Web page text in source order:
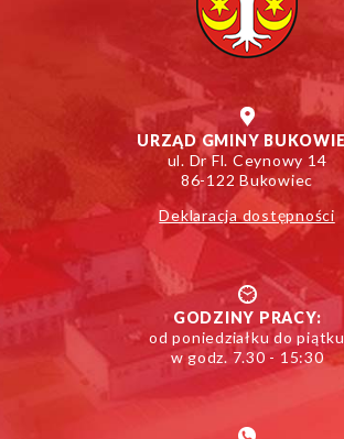
URZĄD GMINY
ul. Dr Fl. Ceynowy 14
86-122 Bukowiec
Deklaracja dostępności
GODZINY PRACY:
od poniedziałku do piątku
w godz. 7.30 - 15:30